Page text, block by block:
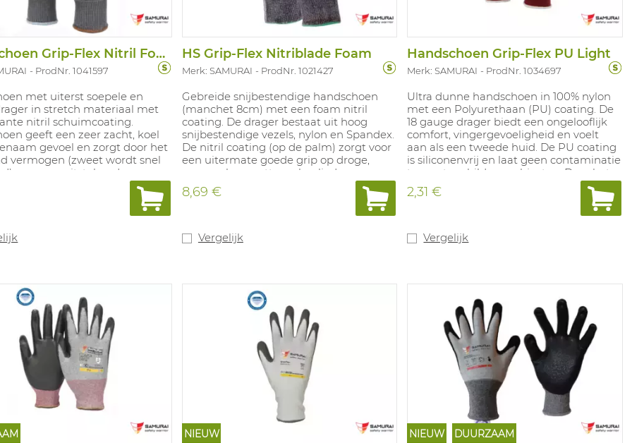
Handschoen Grip-Flex Nitril Foam Premium
ProdNr. 1041597
met uiterst soepele en
in stretch materiaal met
nitril schuimcoating.
geeft een zeer zacht, koel
gevoel en zorgt door het
vermogen (zweet wordt snel
voor een uitstekend
Alle materialen van de
zijn Oeko-Tex
minder CO2 uit vergeleken
korte contacthitte van 100°C.
maten: 7-11.
HS Grip-Flex Nitriblade Foam
Merk: SAMURAI ProdNr. 1021427
Gebreide snijbestendige handschoen
(manchet 8cm) met een foam nitril
coating. De drager bestaat uit hoog
snijbestendige vezels, nylon en Spandex.
De nitril coating (op de palm) zorgt voor
een uitermate goede grip op droge,
maar ook op natte en beoliede
oppervlakten. Zeer comfortabel en
uitstekende bescherming tegen abrasie.
glasindustrie, assemblage metalen,
8,69 €
Vergelijk
Handschoen Grip-Flex PU Light
Merk: SAMURAI ProdNr. 1034697
Ultra dunne handschoen in 100% nylon
met een Polyurethaan (PU) coating. De
18 gauge drager biedt een ongelooflijk
comfort, vingergevoeligheid en voelt
aan als een tweede huid. De PU coating
is siliconenvrij en laat geen contaminatie
toe op te schilderen objecten. Door het
lichtgewicht worden de handen goed
geventileerd. Zeer schuurbestendige
coating. Ideaal voor toepassingen in
montage, precisietaken, lichte logistieke
omgevingen. Beschikbare maten: 6-11.
2,31 €
Vergelijk
NIEUW NIEUW DUURZAAM